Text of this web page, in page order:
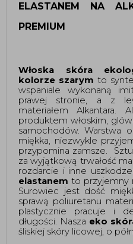
ELASTANEM NA
PREMIUM
Włoska skóra
kolorze szarym to
wspaniale wykonaną
prawej stronie, a z
materiałem Alkantara.
produktem włoskim,
samochodów. Warstwa
miękka, niezwykle
przypomina zamsze.
za wyjątkową trwałość
rozdarcie i inne
elastanem to przyjemny
Surowiec jest dość
sprawą poliuretanu
plastycznie pracuje i
długości. Nasza eko
śliskiej skóry licowej, o